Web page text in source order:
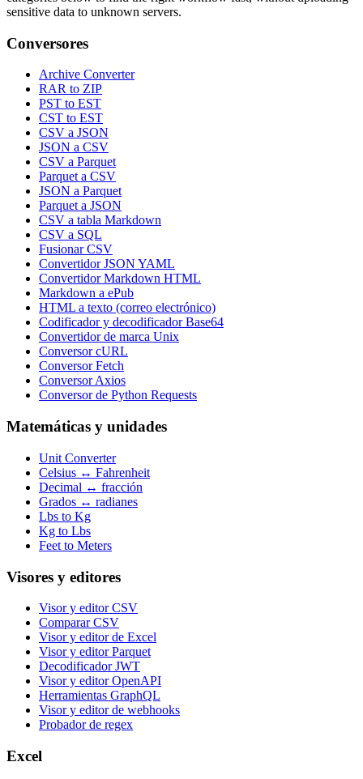
sensitive data to unknown servers.
Conversores
Archive Converter
RAR to ZIP
PST to EST
CST to EST
CSV a JSON
JSON a CSV
CSV a Parquet
Parquet a CSV
JSON a Parquet
Parquet a JSON
CSV a tabla Markdown
CSV a SQL
Fusionar CSV
Convertidor JSON YAML
Convertidor Markdown HTML
Markdown a ePub
HTML a texto (correo electrónico)
Codificador y decodificador Base64
Convertidor de marca Unix
Conversor cURL
Conversor Fetch
Conversor Axios
Conversor de Python Requests
Matemáticas y unidades
Unit Converter
Celsius ↔ Fahrenheit
Decimal ↔ fracción
Grados ↔ radianes
Lbs to Kg
Kg to Lbs
Feet to Meters
Visores y editores
Visor y editor CSV
Comparar CSV
Visor y editor de Excel
Visor y editor Parquet
Decodificador JWT
Visor y editor OpenAPI
Herramientas GraphQL
Visor y editor de webhooks
Probador de regex
Excel